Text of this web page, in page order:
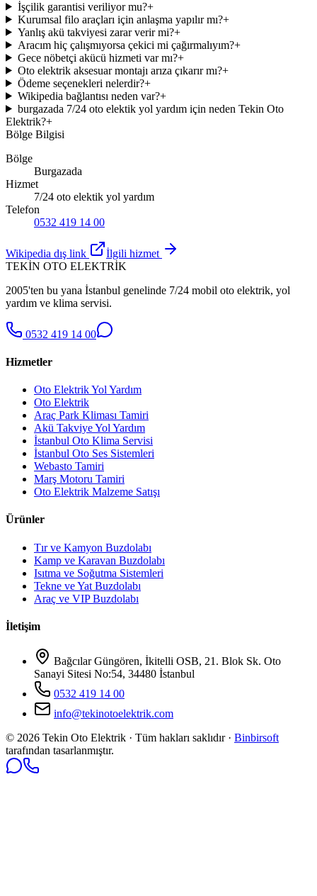
İşçilik garantisi veriliyor mu?+
Kurumsal filo araçları için anlaşma yapılır mı?+
Yanlış akü takviyesi zarar verir mi?+
Aracım hiç çalışmıyorsa çekici mi çağırmalıyım?+
Gece nöbetçi akücü hizmeti var mı?+
Oto elektrik aksesuar montajı arıza çıkarır mı?+
Ödeme seçenekleri nelerdir?+
Wikipedia bağlantısı neden var?+
burgazada 7/24 oto elektik yol yardım için neden Tekin Oto
Elektrik?+
Bölge Bilgisi
Bölge
Burgazada
Hizmet
7/24 oto elektik yol yardım
Telefon
0532 419 14 00
Wikipedia dış link
İlgili hizmet
TEKİN OTO ELEKTRİK
2005'ten bu yana İstanbul genelinde 7/24 mobil oto elektrik, yol
yardım ve klima servisi.
0532 419 14 00
Hizmetler
Oto Elektrik Yol Yardım
Oto Elektrik
Araç Park Kliması Tamiri
Akü Takviye Yol Yardım
İstanbul Oto Klima Servisi
İstanbul Oto Ses Sistemleri
Webasto Tamiri
Marş Motoru Tamiri
Oto Elektrik Malzeme Satışı
Ürünler
Tır ve Kamyon Buzdolabı
Kamp ve Karavan Buzdolabı
Isıtma ve Soğutma Sistemleri
Tekne ve Yat Buzdolabı
Araç ve VIP Buzdolabı
İletişim
Bağcılar Güngören, İkitelli OSB, 21. Blok Sk. Oto
Sanayi Sitesi No:54, 34480 İstanbul
0532 419 14 00
info@tekinotoelektrik.com
© 2026 Tekin Oto Elektrik · Tüm hakları saklıdır · Binbirsoft
tarafından tasarlanmıştır.